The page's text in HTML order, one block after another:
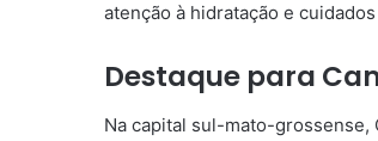
atenção à hidratação e
Destaque para
Na capital sul-mato-grossense,